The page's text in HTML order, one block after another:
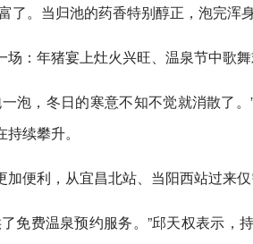
了。当归池的药香特别醇正，泡完浑
：年猪宴上灶火兴旺、温泉节中歌舞
泡，冬日的寒意不知不觉就消散了
续攀升。
便利，从宜昌北站、当阳西站过来仅
免费温泉预约服务。”邱天权表示，